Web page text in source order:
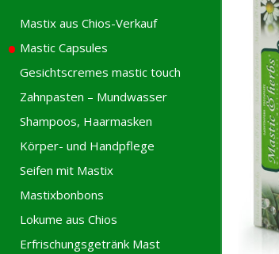
Mastix aus Chios-Verkauf
Mastic Capsules
Gesichtscremes mastic touch
Zahnpasten – Mundwasser
Shampoos, Haarmasken
Körper- und Handpflege
Seifen mit Mastix
Mastixbonbons
Lokume aus Chios
Erfrischungsgetränk Mast